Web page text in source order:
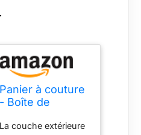
Panier à couture
- Boîte de
rose - En coton
La couche extérieure